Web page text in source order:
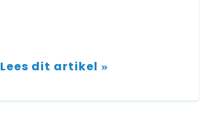
Lees dit artikel